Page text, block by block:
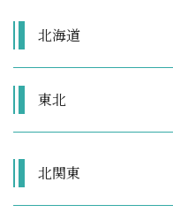
北海道
東北
北関東